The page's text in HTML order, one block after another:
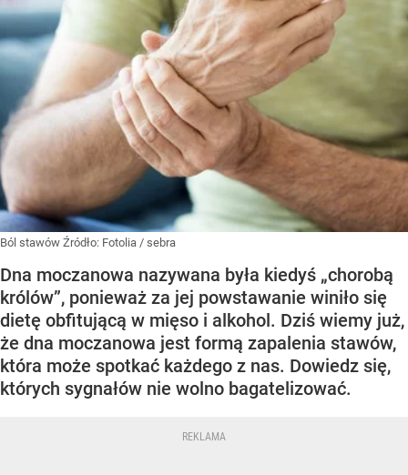
Ból stawów Źródło: Fotolia / sebra
Dna moczanowa nazywana była kiedyś „chorobą
królów”, ponieważ za jej powstawanie winiło się
dietę obfitującą w mięso i alkohol. Dziś wiemy już,
że dna moczanowa jest formą zapalenia stawów,
która może spotkać każdego z nas. Dowiedz się,
których sygnałów nie wolno bagatelizować.